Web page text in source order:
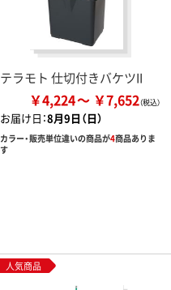
テラモト 仕切付きバケツII
￥4,224 ￥7,652
お届け日：8月9日（日）
カラー・販売単位違いの商品が4商品ありま
す
人気商品